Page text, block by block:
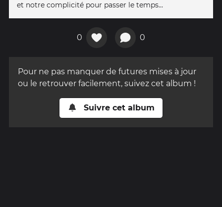
et notre complicité pour passer le temps...
0 0
Pour ne pas manquer de futures mises à jour
ou le retrouver facilement, suivez cet album !
Suivre cet album